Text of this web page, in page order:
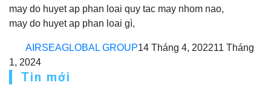
may do huyet ap phan loai quy tac may nhom nao,
may do huyet ap phan loai gì,
AIRSEAGLOBAL GROUP14 Tháng 4, 202211 Tháng
1, 2024
Tin mới